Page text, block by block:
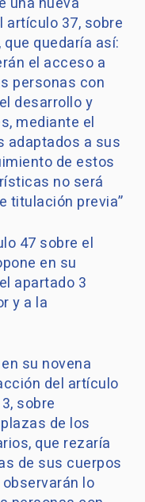
37, sobre
quedaría así:
el acceso a
personas con
desarrollo y
mediante el
adaptados a sus
de estos
no será
titulación previa”
47 sobre el
en su
apartado 3
y a la
su novena
del artículo
sobre
de los
que rezaría
de sus cuerpos
lo